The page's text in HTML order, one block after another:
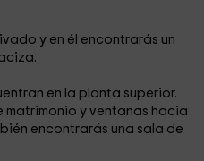
y en él encontrarás un
en la planta superior.
matrimonio y ventanas hacia
encontrarás una sala de